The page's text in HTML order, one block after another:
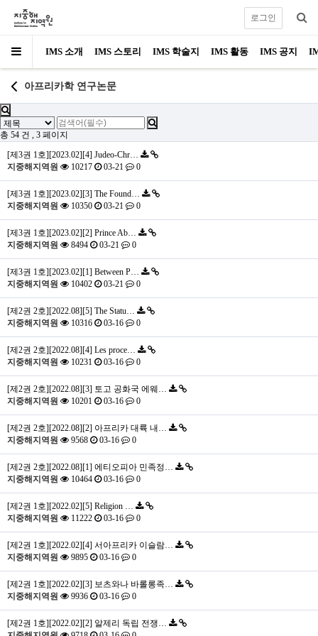
IMS 소개 IMS 스토리 IMS 학술지 IMS 활동 IMS 공지
로그인
아프리카학 연구논문
총 54 건 , 3 페이지
[제3권 1호][2023.02][4] Judeo-Chr…
지중해지역원
10217 03-21 0
[제3권 1호][2023.02][3] The Found…
지중해지역원
10350 03-21 0
[제3권 1호][2023.02][2] Prince Ab…
지중해지역원
8494 03-21 0
[제3권 1호][2023.02][1] Between P…
지중해지역원
10402 03-21 0
[제2권 2호][2022.08][5] The Statu…
지중해지역원
10316 03-16 0
[제2권 2호][2022.08][4] Les proce…
지중해지역원
10231 03-16 0
[제2권 2호][2022.08][3] 토고 공화국 에웨…
지중해지역원
10201 03-16 0
[제2권 2호][2022.08][2] 아프리카 대륙 내…
지중해지역원
9568 03-16 0
[제2권 2호][2022.08][1] 에티오피아 민족정…
지중해지역원
10464 03-16 0
[제2권 1호][2022.02][5] Religion …
지중해지역원
11222 03-16 0
[제2권 1호][2022.02][4] 서아프리카 이슬람…
지중해지역원
9895 03-16 0
[제2권 1호][2022.02][3] 보츠와나 바롤롱족…
지중해지역원
9936 03-16 0
[제2권 1호][2022.02][2] 알제리 독립 전쟁…